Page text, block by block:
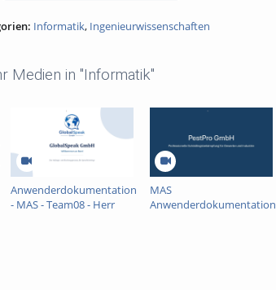
Informatik, Ingenieurwissenschaften
Medien in "Informatik"
Anwenderdokumentation
- MAS - Team08 - Herr
MAS
Anwenderdokumentation